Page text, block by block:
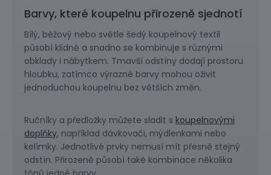
Barvy, které koupelnu přirozeně sjednotí
Bílý, béžový nebo světle šedý koupelnový textil
působí klidně a snadno se kombinuje s různými
obklady i nábytkem. Tmavší odstíny dodají prostoru
hloubku, zatímco výrazné barvy mohou oživit
jednoduchou koupelnu bez větších změn.
Ručníky a předložky můžete sladit s koupelnovými
doplňky, například dávkovači, mýdlenkami nebo
kelímky. Jednotlivé prvky nemusí mít přesně stejný
odstín. Přirozeně působí také kombinace několika